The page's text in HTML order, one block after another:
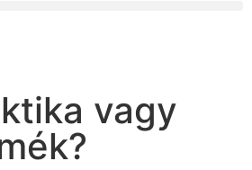
vagy